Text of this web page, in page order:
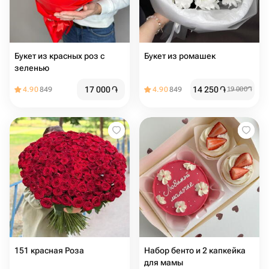
Букет из красных роз с
зеленью
4.90849 17 000֏
Букет из ромашек
4.90849 14 250֏19 000֏
151 красная Роза
Набор бенто и 2 капкейка
для мамы